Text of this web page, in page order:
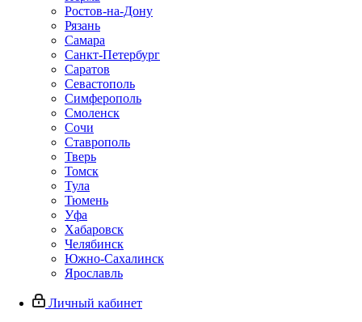
Ростов-на-Дону
Рязань
Самара
Санкт-Петербург
Саратов
Севастополь
Симферополь
Смоленск
Сочи
Ставрополь
Тверь
Томск
Тула
Тюмень
Уфа
Хабаровск
Челябинск
Южно-Сахалинск
Ярославль
Личный кабинет